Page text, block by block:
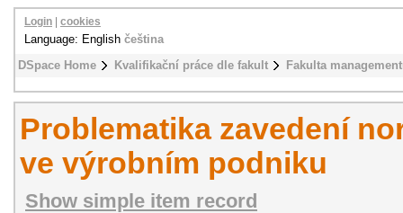
DSpace Home Kvalifikační práce dle fakult Fakulta
Login cookies
Language: English čeština
Problematika zavedení
ve výrobním podniku
Show simple item record